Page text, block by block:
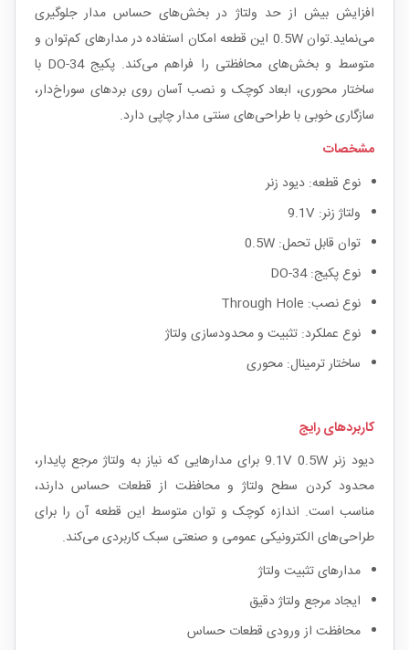
افزایش بیش از حد ولتاژ در بخش‌های حساس مدار جلوگیری
می‌نماید.توان 0.5W این قطعه امکان استفاده در مدارهای کم‌توان و
متوسط و بخش‌های محافظتی را فراهم می‌کند. پکیج DO-34 با
ساختار محوری، ابعاد کوچک و نصب آسان روی بردهای سوراخ‌دار،
سازگاری خوبی با طراحی‌های سنتی مدار چاپی دارد.
مشخصات
نوع قطعه: دیود زنر
ولتاژ زنر: 9.1V
توان قابل تحمل: 0.5W
نوع پکیج: DO-34
نوع نصب: Through Hole
نوع عملکرد: تثبیت و محدودسازی ولتاژ
ساختار ترمینال: محوری
کاربردهای رایج
دیود زنر 9.1V 0.5W برای مدارهایی که نیاز به ولتاژ مرجع پایدار،
محدود کردن سطح ولتاژ و محافظت از قطعات حساس دارند،
مناسب است. اندازه کوچک و توان متوسط این قطعه آن را برای
طراحی‌های الکترونیکی عمومی و صنعتی سبک کاربردی می‌کند.
مدارهای تثبیت ولتاژ
ایجاد مرجع ولتاژ دقیق
محافظت از ورودی قطعات حساس